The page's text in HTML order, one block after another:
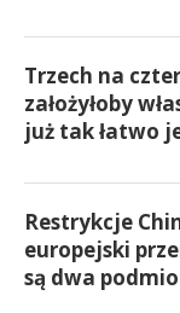
Trzech na
założyłoby
już tak łatwo
Restrykcje
europejski
są dwa